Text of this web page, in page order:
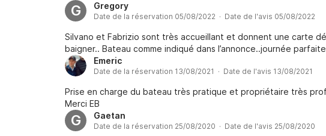
G Gregory
Date de la réservation 05/08/2022 · Date de l'avis 05/08/2022
Silvano et Fabrizio sont très accueillant et donnent une carte
baigner.. Bateau comme indiqué dans l’annonce..journée parfaite
Emeric
Date de la réservation 13/08/2021 · Date de l'avis 13/08/2021
Prise en charge du bateau très pratique et propriétaire très
Merci EB
G Gaetan
Date de la réservation 25/08/2020 · Date de l'avis 25/08/2020